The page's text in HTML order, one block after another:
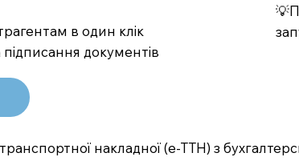
в один клік
документів
накладної (е-ТТН) з